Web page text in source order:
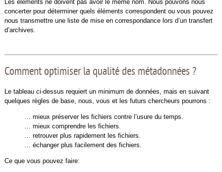
Les éléments ne doivent pas avoir le même nom. Nous pouvons nous
concerter pour déterminer quels éléments correspondent ou vous pouvez
nous transmettre une liste de mise en correspondance lors d’un transfert
d’archives.
Comment optimiser la qualité des métadonnées ?
Le tableau ci-dessus requiert un minimum de données, mais en suivant
quelques règles de base, nous, vous et les futurs chercheurs pourrons :
… mieux préserver les fichiers contre l’usure du temps.
… mieux comprendre les fichiers.
… retrouver plus rapidement les fichiers.
… échanger plus facilement des fichiers.
Ce que vous pouvez faire: